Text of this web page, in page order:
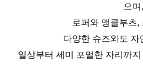
으며,
로퍼와 앵클부츠,
다양한 슈즈와도 자
일상부터 세미 포멀한 자리까